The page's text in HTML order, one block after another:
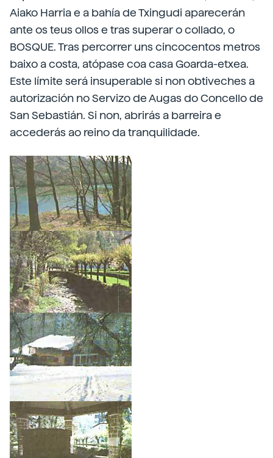
Aiako Harria e a bahía de Txingudi aparecerán
ante os teus ollos e tras superar o collado, o
BOSQUE. Tras percorrer uns cincocentos metros
baixo a costa, atópase coa casa Goarda-etxea.
Este límite será insuperable si non obtiveches a
autorización no Servizo de Augas do Concello de
San Sebastián. Si non, abrirás a barreira e
accederás ao reino da tranquilidade.